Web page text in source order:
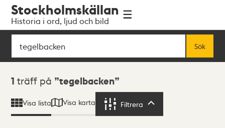
navigationen
huvudinnehållet
Stockholmskällan
Historia i ord, ljud och bild
Sök
Sök
Sökresultat
1 träff på tegelbacken
Visa lista Visa karta Filtrera